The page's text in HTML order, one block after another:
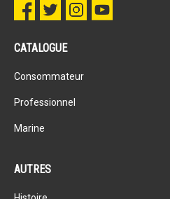
CATALOGUE
Consommateur
Professionnel
Marine
AUTRES